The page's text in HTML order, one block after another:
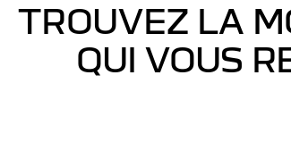
TROUVEZ LA
QUI VOUS